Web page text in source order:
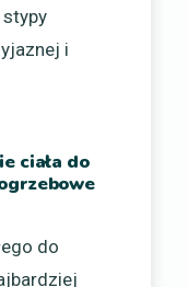
i
ciała do
do